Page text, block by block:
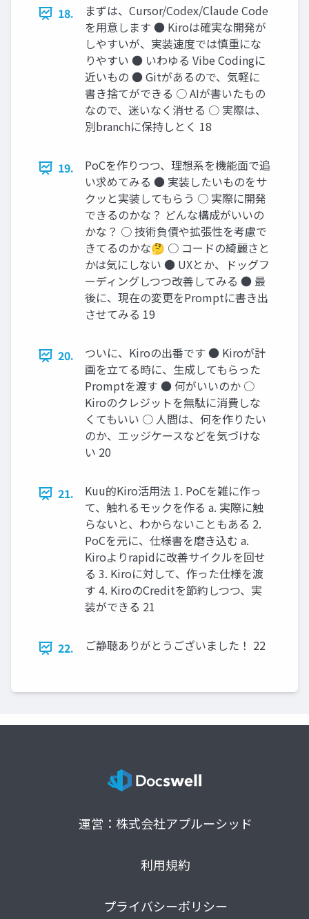
18.
まずは、Cursor/Codex/Claude Code
を⽤意します ● Kiroは確実な開発が
しやすいが、実装速度では慎重にな
りやすい ● いわゆる Vibe Codingに
近いもの ● Gitがあるので、気軽に
書き捨てができる ○ AIが書いたもの
なので、迷いなく消せる ○ 実際は、
別branchに保持しとく 18
19.
PoCを作りつつ、理想系を機能⾯で追
い求めてみる ● 実装したいものをサ
クッと実装してもらう ○ 実際に開発
できるのかな？ どんな構成がいいの
かな？ ○ 技術負債や拡張性を考慮で
きてるのかな🤔 ○ コードの綺麗さと
かは気にしない ● UXとか、ドッグフ
ーディングしつつ改善してみる ● 最
後に、現在の変更をPromptに書き出
させてみる 19
20.
ついに、Kiroの出番です ● Kiroが計
画を⽴てる時に、⽣成してもらった
Promptを渡す ● 何がいいのか ○
Kiroのクレジットを無駄に消費しな
くてもいい ○ ⼈間は、何を作りたい
のか、エッジケースなどを気づけな
い 20
21.
Kuu的Kiro活⽤法 1. PoCを雑に作っ
て、触れるモックを作る a. 実際に触
らないと、わからないこともある 2.
PoCを元に、仕様書を磨き込む a.
Kiroよりrapidに改善サイクルを回せ
る 3. Kiroに対して、作った仕様を渡
す 4. KiroのCreditを節約しつつ、実
装ができる 21
22. ご静聴ありがとうございました！ 22
運営：株式会社アプルーシッド
利用規約
プライバシーポリシー